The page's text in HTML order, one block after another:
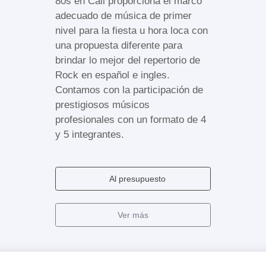
adecuado de música de primer
nivel para la fiesta u hora loca con
una propuesta diferente para
brindar lo mejor del repertorio de
Rock en español e ingles.
Contamos con la participación de
prestigiosos músicos
profesionales con un formato de 4
y 5 integrantes.
Al presupuesto
Ver más